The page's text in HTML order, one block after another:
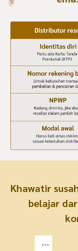
Khawatir
belajar